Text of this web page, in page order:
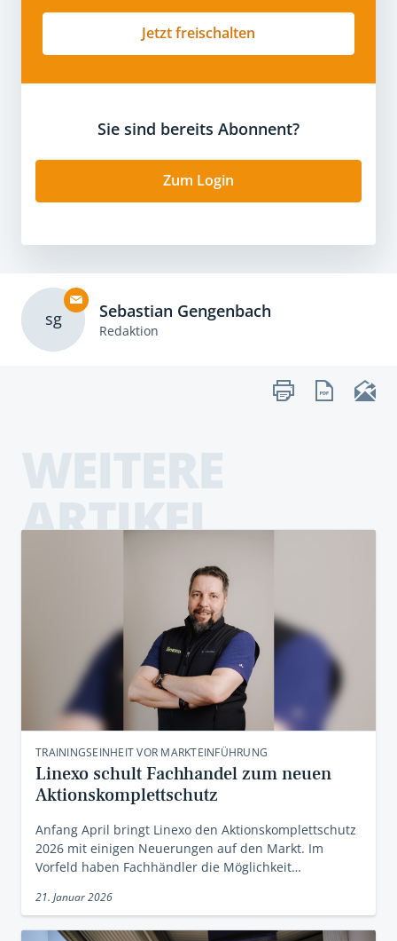
Jetzt freischalten
Sie sind bereits Abonnent?
Zum Login
sg Sebastian Gengenbach
Redaktion
ARTIKEL
TRAININGSEINHEIT VOR MARKTEINFÜHRUNG
Linexo schult Fachhandel zum neuen
Aktionskomplettschutz
Anfang April bringt Linexo den Aktionskomplettschutz
2026 mit einigen Neuerungen auf den Markt. Im
Vorfeld haben Fachhändler die Möglichkeit…
21. Januar 2026